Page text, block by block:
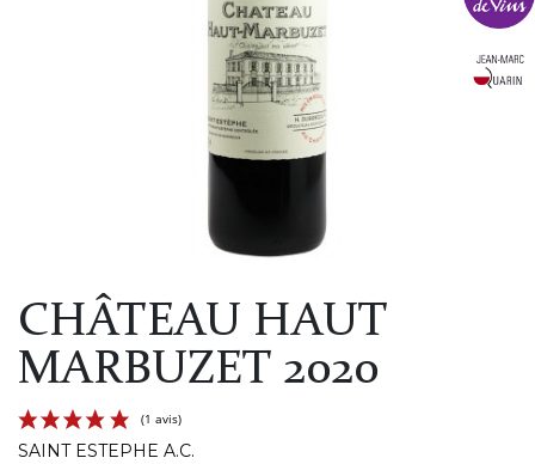
CHÂTEAU HAUT
MARBUZET 2020
SAINT ESTEPHE A.C.